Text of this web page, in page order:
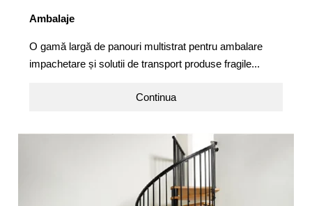
Ambalaje
O gamă largă de panouri multistrat pentru ambalare
impachetare și solutii de transport produse fragile...
Continua